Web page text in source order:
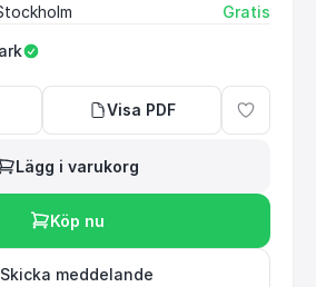
Gratis
Visa PDF
Lägg i varukorg
Köp nu
Skicka meddelande